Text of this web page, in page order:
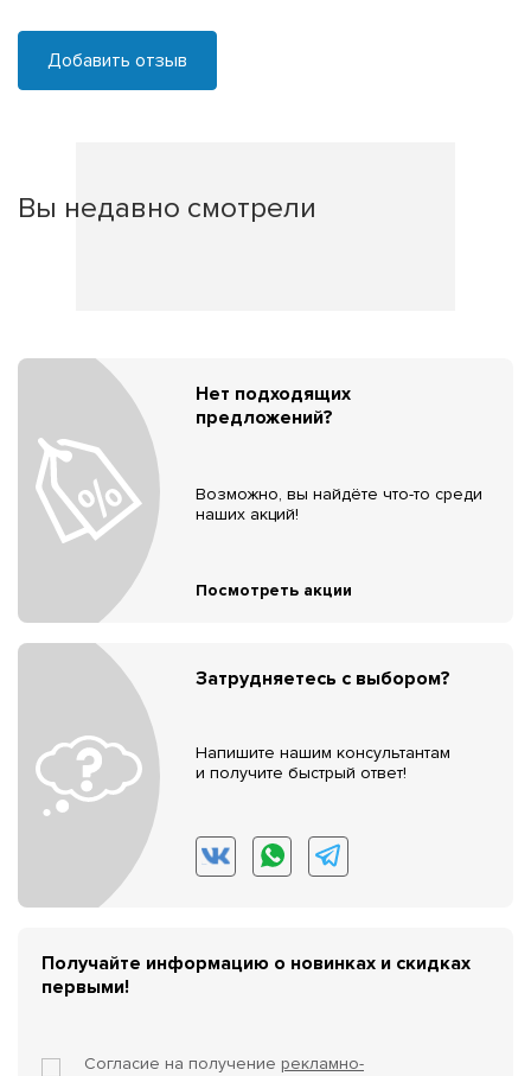
Добавить отзыв
Вы недавно смотрели
Нет подходящих
предложений?
Возможно, вы найдёте что-то среди
наших акций!
Посмотреть акции
Затрудняетесь с выбором?
Напишите нашим консультантам
и получите быстрый ответ!
Получайте информацию о новинках и скидках
первыми!
Согласие на получение рекламно-